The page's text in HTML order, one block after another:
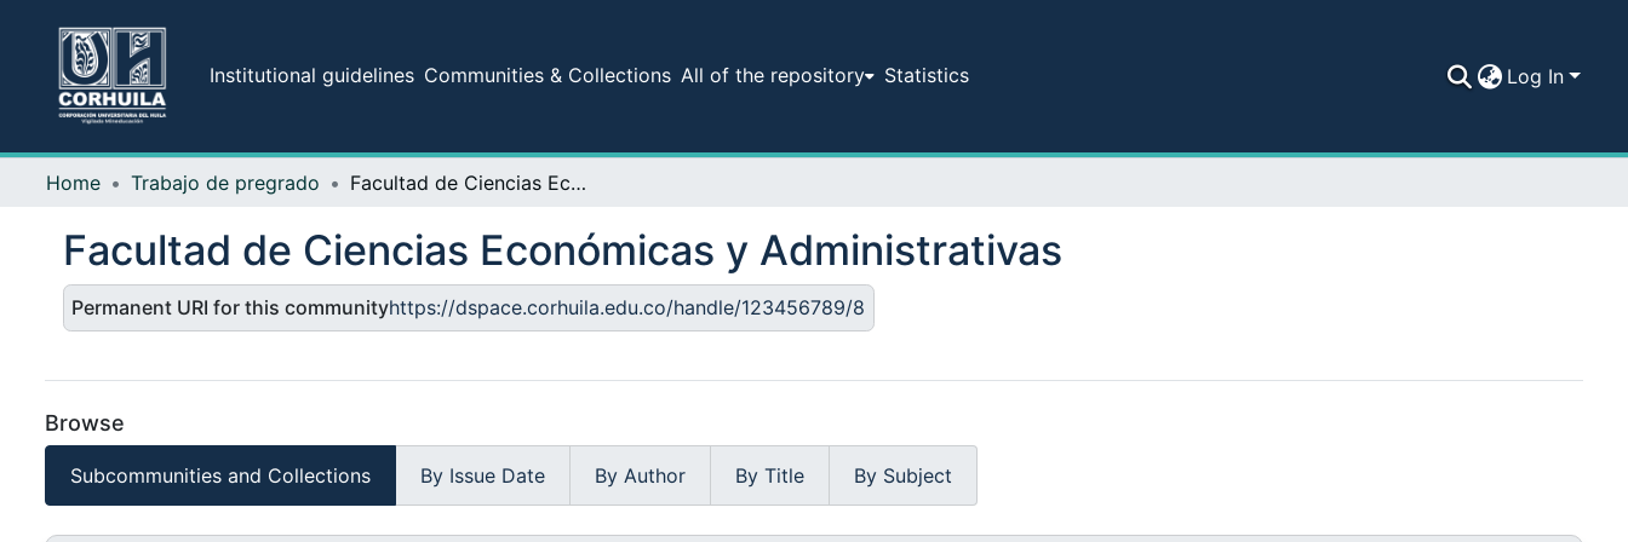
Institutional guidelines Communities & Collections All of the repository Statistics Log In
Home Trabajo de pregrado Facultad de Ciencias Económicas y Administrativas
Facultad de Ciencias Económicas y Administrativas
Permanent URI for this communityhttps://dspace.corhuila.edu.co/handle/123456789/8
Browse
Subcommunities and Collections By Issue Date By Author By Title By Subject